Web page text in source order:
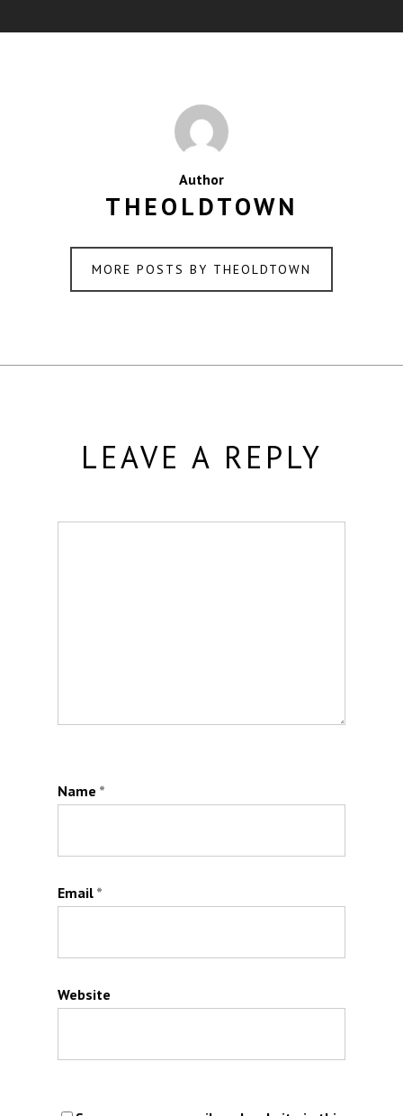
Author
THEOLDTOWN
MORE POSTS BY THEOLDTOWN
LEAVE A REPLY
Name *
Email *
Website